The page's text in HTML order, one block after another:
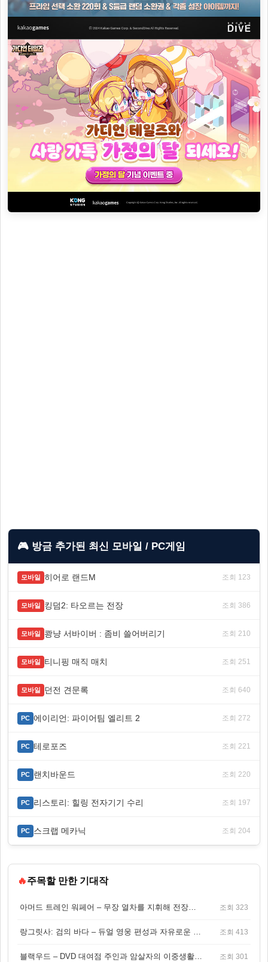
🎮 방금 추가된 최신 모바일 / PC게임
모바일 히어로 랜드M 조회 123
모바일 킹덤2: 타오르는 전장 조회 386
모바일 쾅냥 서바이버 : 좀비 쓸어버리기 조회 210
모바일 티니핑 매직 매치 조회 251
모바일 던전 견문록 조회 640
PC 에이리언: 파이어팀 엘리트 2 조회 272
PC 테로포즈 조회 221
PC 랜치바운드 조회 220
PC 리스토리: 힐링 전자기기 수리 조회 197
PC 스크랩 메카닉 조회 204
🔥주목할 만한 기대작
아머드 트레인 워페어 – 무장 열차를 지휘해 전장을 돌파하는 생존 전투 게임 조회 323
랑그릿사: 검의 바다 – 듀얼 영웅 편성과 자유로운 탐험을 결합한 판타지 전략 RPG 조회 413
블랙우드 – DVD 대여점 주인과 암살자의 이중생활을 그린 3인칭 액션 스릴러 게임 조회 301